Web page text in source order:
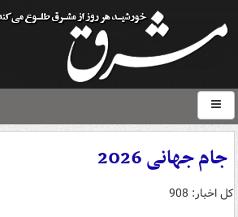
جام جهانی 2026
کل اخبار: 908